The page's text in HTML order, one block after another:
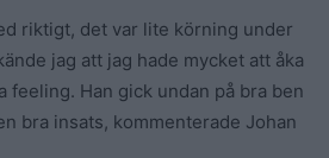
riktigt, det var lite körning under
jag att jag hade mycket att åka
feeling. Han gick undan på bra ben
bra insats, kommenterade Johan